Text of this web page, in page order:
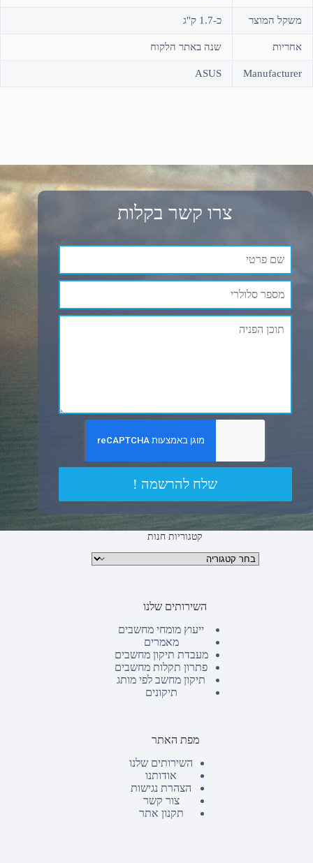
משקל המוצר כ-1.7 ק"ג
אחריות שנה באתר הלקוח
Manufacturer
ASUS
צרו קשר בקלות
שלח להרשמה !
קטגוריות חנות
קטגוריות מוצרים
השירותים שלנו
ייעוץ מומחי מחשבים
מאמרים
מעבדת תיקון מחשבים
פתרון תקלות מחשבים
תיקון מחשב לפי מותג
תיקונים
מפת האתר
השירותים שלנו
אודותנו
הצהרת נגישות
צור קשר
תקנון אתר